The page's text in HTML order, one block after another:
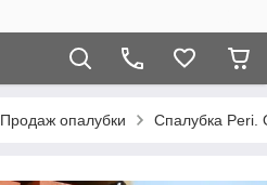
Продаж опалубки Спалубка Peri.